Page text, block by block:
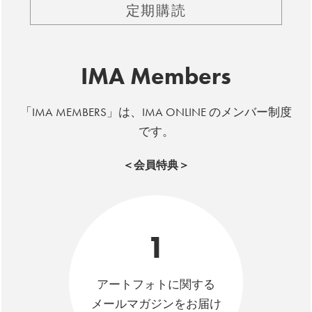
定期購読
IMA Members
「IMA MEMBERS」は、IMA ONLINE のメンバー制度
です。
＜会員特典＞
1
アートフォトに関する
メールマガジンをお届け